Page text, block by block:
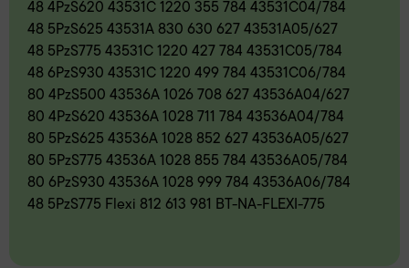
48 4PzS620 43531C 1220 355 784 43531C04/784
48 5PzS625 43531A 830 630 627 43531A05/627
48 5PzS775 43531C 1220 427 784 43531C05/784
48 6PzS930 43531C 1220 499 784 43531C06/784
80 4PzS500 43536A 1026 708 627 43536A04/627
80 4PzS620 43536A 1028 711 784 43536A04/784
80 5PzS625 43536A 1028 852 627 43536A05/627
80 5PzS775 43536A 1028 855 784 43536A05/784
80 6PzS930 43536A 1028 999 784 43536A06/784
48 5PzS775 Flexi 812 613 981 BT-NA-FLEXI-775